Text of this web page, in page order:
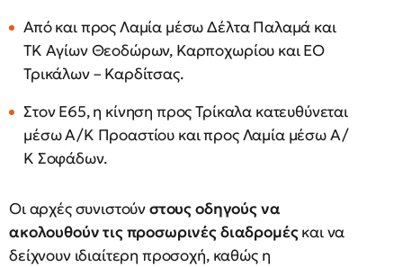
Από και προς Λαμία μέσω Δέλτα Παλαμά και
ΤΚ Αγίων Θεοδώρων, Καρποχωρίου και ΕΟ
Τρικάλων – Καρδίτσας.
Στον Ε65, η κίνηση προς Τρίκαλα κατευθύνεται
μέσω Α/Κ Προαστίου και προς Λαμία μέσω Α/
Κ Σοφάδων.
Οι αρχές συνιστούνστους οδηγούς να
ακολουθούν τις προσωρινές διαδρομέςκαι να
δείχνουν ιδιαίτερη προσοχή, καθώς η